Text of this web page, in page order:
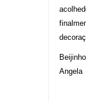
Angela